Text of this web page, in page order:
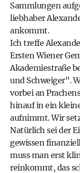
Sammlungen
liebhaber
ankommt.
Ich treffe
Ersten Wiener
Akademiestraße
und Schweiger".
vorbei an
hinauf in ein
aufnimmt. Wir
Natürlich sei der
gewissen
muss man erst
reinkommt, das